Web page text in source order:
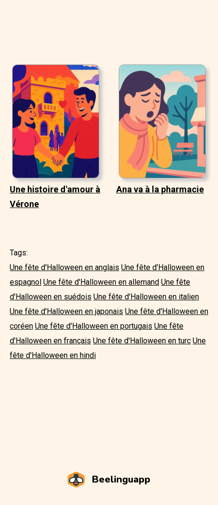
Une histoire d'amour à
Vérone
Ana va à la pharmacie
Tags:
Une fête d'Halloween en anglais Une fête d'Halloween en
espagnol Une fête d'Halloween en allemand Une fête
d'Halloween en suédois Une fête d'Halloween en italien
Une fête d'Halloween en japonais Une fête d'Halloween en
coréen Une fête d'Halloween en portugais Une fête
d'Halloween en français Une fête d'Halloween en turc Une
fête d'Halloween en hindi
Beelinguapp